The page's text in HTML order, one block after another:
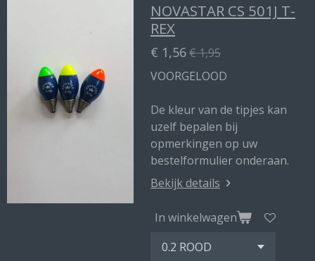
NOVASTAR CS 501J T-
REX
€ 1,56€ 1,95
VOORGELOOD
De kleur van de tipjes kan
uzelf bepalen bij
opmerkingen op uw
bestelformulier onderaan.
Bekijk details
In winkelwagen